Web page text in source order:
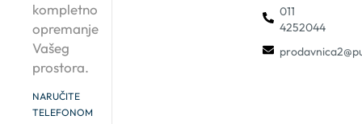
kompletno
opremanje
Vašeg
prostora.
NARUČITE
TELEFONOM
011
4252044